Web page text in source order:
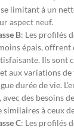
limitant à un
aspect neuf.
B: Les profilés
épais, offrent
Ils sont
aux variations
durée de vie.
des besoins
similaires à ceux
C: Les profilés